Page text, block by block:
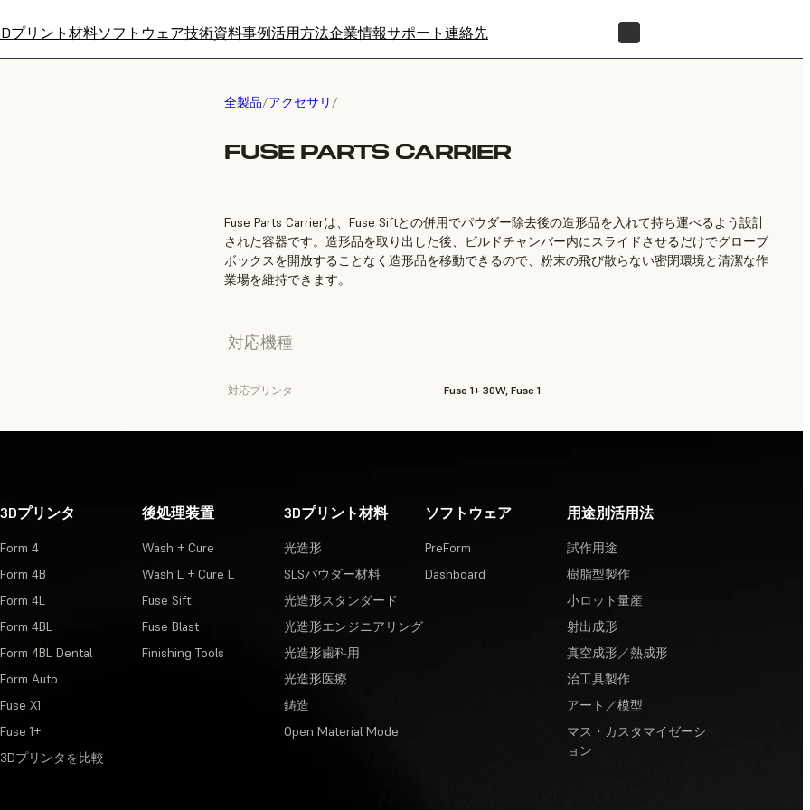
プリント材料ソフトウェア技術資料事例活用方法企業情報サポート 連絡先
全製品/アクセサリ /
FUSE PARTS CARRIER
Fuse Parts Carrierは、Fuse Siftとの併用でパウダー除去後の造形品を入れて持ち運べるよう設計
された容器です。造形品を取り出した後、ビルドチャンバー内にスライドさせるだけでグローブ
ボックスを開放することなく造形品を移動できるので、粉末の飛び散らない密閉環境と清潔な作
業場を維持できます。
対応機種
対応プリンタ Fuse 1+ 30W, Fuse 1
3Dプリンタ
Form 4
Form 4B
Form 4L
Form 4BL
Form 4BL Dental
Form Auto
Fuse X1
Fuse 1+
3Dプリンタを比較
後処理装置
Wash + Cure
Wash L + Cure L
Fuse Sift
Fuse Blast
Finishing Tools
3Dプリント材料
光造形
SLSパウダー材料
光造形スタンダード
光造形エンジニアリング
光造形歯科用
光造形医療
鋳造
Open Material Mode
ソフトウェア
PreForm
Dashboard
用途別活用法
試作用途
樹脂型製作
小ロット量産
射出成形
真空成形／熱成形
治工具製作
アート／模型
マス・カスタマイゼーシ
ョン